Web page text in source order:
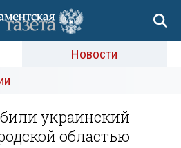
Новости
украинский
областью